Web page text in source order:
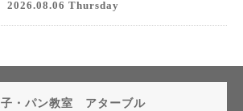
2026.08.06 Thursday
子・パン教室 アターブル